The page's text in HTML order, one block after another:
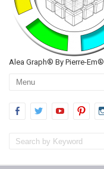
Alea Graph® By Pierre-Em®